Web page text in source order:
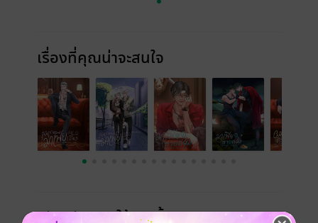
เรื่องที่คุณน่าจะสนใจ